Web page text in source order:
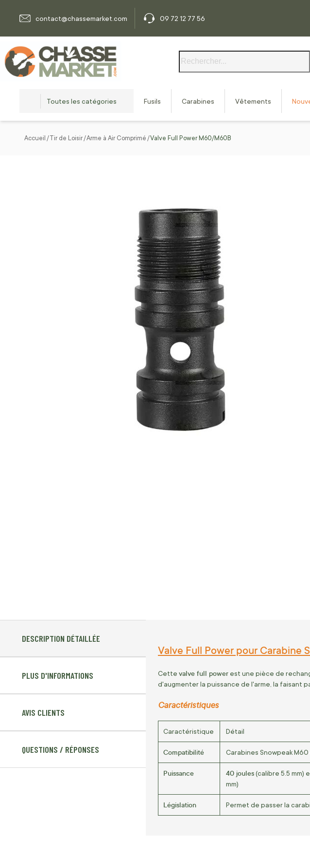
contact@chassemarket.com
09 72 12 77 56
Toutes les catégories Fusils Carabines Vêtements
Accueil Tir de Loisir Arme à Air Comprimé Valve Full Power M60/M60B
DESCRIPTION DÉTAILLÉE
PLUS D'INFORMATIONS
AVIS CLIENTS
QUESTIONS / RÉPONSES
Valve Full Power pour Carabine
Cette valve full power est une pièce de
d'augmenter la puissance de l'arme, la faisant
Caractéristiques
Caractéristique Détail
Compatibilité Carabines Snowpeak
Puissance 40 joules(calibre 5.5 mm)
mm)
Législation Permet de passer la